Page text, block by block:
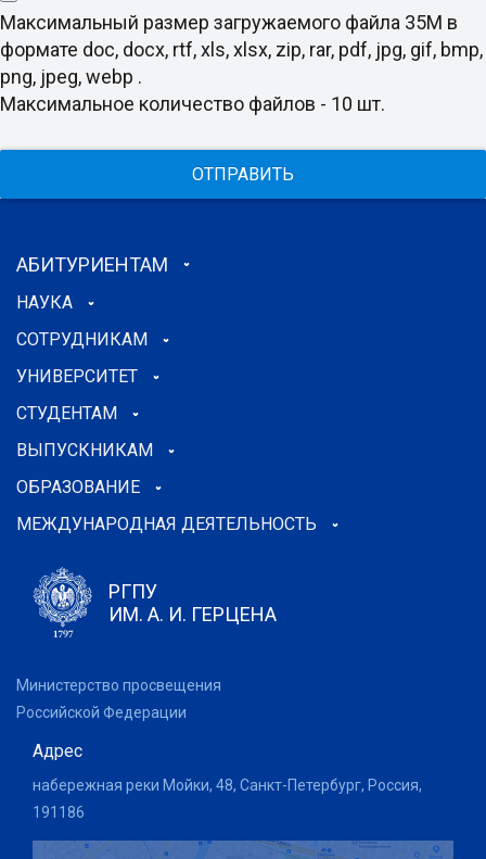
Максимальный размер загружаемого файла 35M в
формате doc, docx, rtf, xls, xlsx, zip, rar, pdf, jpg, gif, bmp,
png, jpeg, webp .
Максимальное количество файлов - 10 шт.
ОТПРАВИТЬ
АБИТУРИЕНТАМ
НАУКА
СОТРУДНИКАМ
УНИВЕРСИТЕТ
СТУДЕНТАМ
ВЫПУСКНИКАМ
ОБРАЗОВАНИЕ
МЕЖДУНАРОДНАЯ ДЕЯТЕЛЬНОСТЬ
РГПУ
ИМ. А. И. ГЕРЦЕНА
Министерство просвещения
Российской Федерации
Адрес
набережная реки Мойки, 48, Санкт-Петербург, Россия,
191186